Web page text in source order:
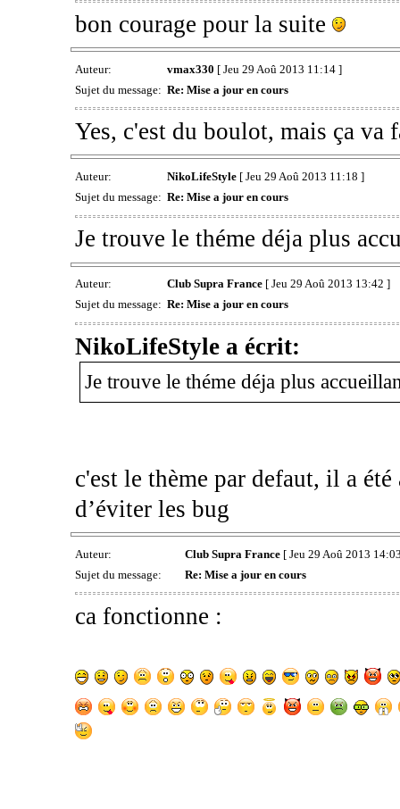
bon courage pour la suite
Auteur: vmax330 [ Jeu 29 Aoû 2013 11:14 ]
Sujet du message: Re: Mise a jour en cours
Yes, c'est du boulot, mais ça va
Auteur: NikoLifeStyle[ Jeu 29 Aoû 2013 11:18 ]
Sujet du message: Re: Mise a jour en cours
Je trouve le théme déja plus
Auteur: Club Supra France[ Jeu 29 Aoû 2013 13:42 ]
Sujet du message: Re: Mise a jour en cours
NikoLifeStyle a écrit:
Je trouve le théme déja plus
c'est le thème par defaut, il a
d’éviter les bug
Auteur: Club Supra France[ Jeu 29 Aoû 2013
Sujet du message:
Re: Mise a jour en cours
ca fonctionne :